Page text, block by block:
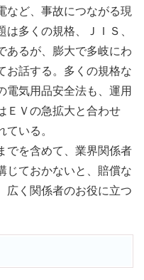
など、事故につながる現
多くの規格、ＪＩＳ、
あるが、膨大で多岐にわ
お話する。多くの規格な
電気用品安全法も、運用
ＥＶの急拡大と合わせ
いる。
を含めて、業界関係者
じておかないと、賠償な
広く関係者のお役に立つ